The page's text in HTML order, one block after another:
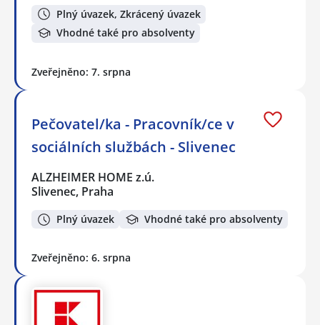
Plný úvazek, Zkrácený úvazek
Vhodné také pro absolventy
Zveřejněno: 7. srpna
Pečovatel/ka - Pracovník/ce v
sociálních službách - Slivenec
ALZHEIMER HOME z.ú.
Slivenec, Praha
Plný úvazek Vhodné také pro absolventy
Zveřejněno: 6. srpna